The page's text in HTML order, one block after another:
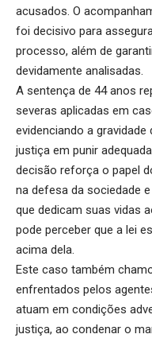
acusados. O
foi decisivo para
processo, além de
devidamente analisadas.
A sentença de 44 anos
severas aplicadas em
evidenciando a
justiça em punir
decisão reforça o papel
na defesa da sociedade
que dedicam suas vidas
pode perceber que a lei
acima dela.
Este caso também
enfrentados pelos
atuam em condições
justiça, ao condenar o